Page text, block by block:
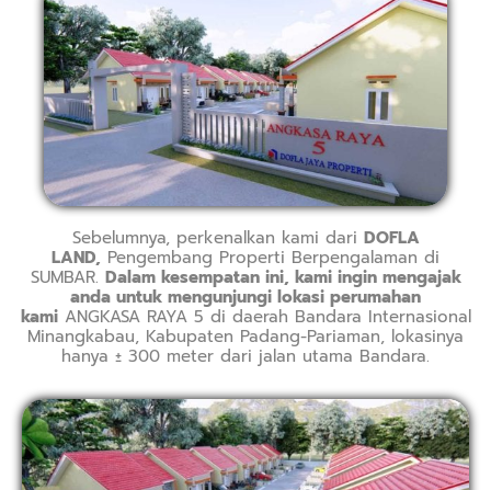
Sebelumnya, perkenalkan kami dari DOFLA
LAND, Pengembang Properti Berpengalaman di
SUMBAR. Dalam kesempatan ini, kami ingin mengajak
anda untuk mengunjungi lokasi perumahan
kamiANGKASA RAYA 5 di daerah Bandara Internasional
Minangkabau, Kabupaten Padang-Pariaman, lokasinya
hanya ± 300 meter dari jalan utama Bandara.